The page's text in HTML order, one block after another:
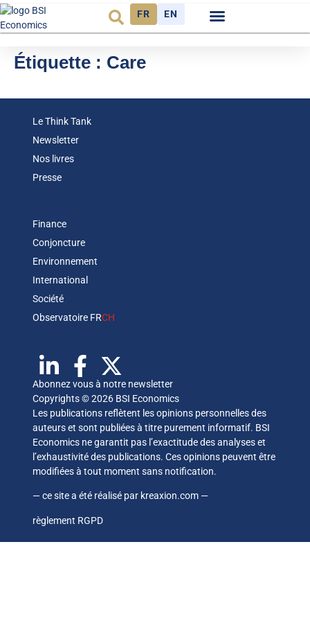
FR EN
Étiquette : Care
Le Think Tank
Newsletter
Nos livres
Presse
Finance
Conjoncture
Environnement
International
Société
Observatoire FRCH
Abonnez vous à notre newsletter
Copyrights © 2026 BSI Economics
Les publications reflètent les opinions personnelles des
auteurs et sont publiées à titre purement informatif. BSI
Economics ne garantit pas l’exactitude des analyses et
l’exhaustivité des publications. Ces opinions peuvent être
modifiées à tout moment sans notification.
— ce site a été réalisé par kreaxion.com —
règlement RGPD